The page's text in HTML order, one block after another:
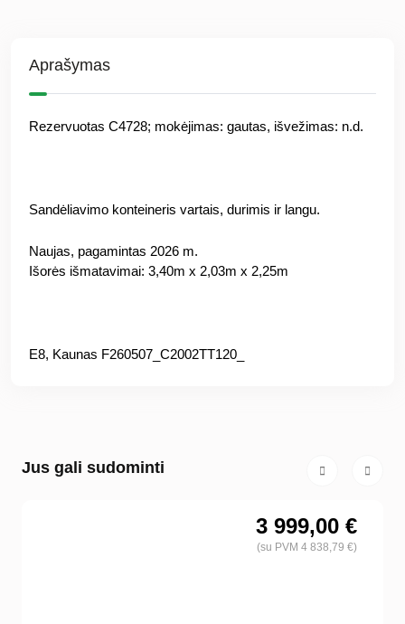
Aprašymas
Rezervuotas C4728; mokėjimas: gautas, išvežimas: n.d.
Sandėliavimo konteineris vartais, durimis ir langu.
Naujas, pagamintas 2026 m.
Išorės išmatavimai: 3,40m x 2,03m x 2,25m
E8, Kaunas F260507_C2002TT120_
Jus gali sudominti
3 999,00 €
(su PVM 4 838,79 €)